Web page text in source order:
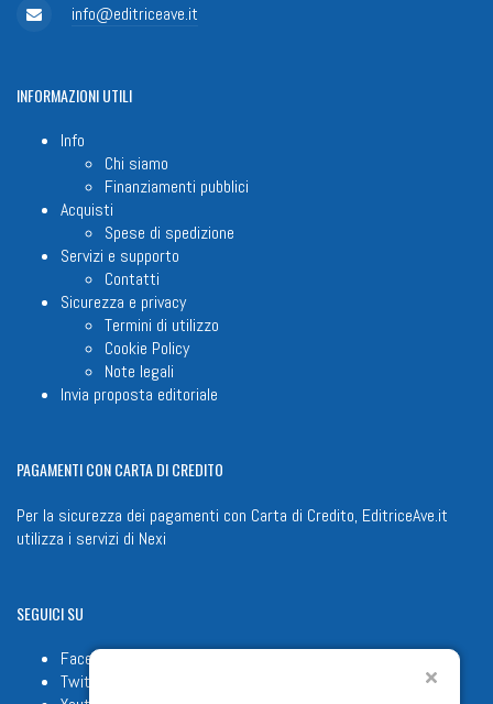
info@editriceave.it
INFORMAZIONIUTILI
Info
Chi siamo
Finanziamenti pubblici
Acquisti
Spese di spedizione
Servizi e supporto
Contatti
Sicurezza e privacy
Termini di utilizzo
Cookie Policy
Note legali
Invia proposta editoriale
PAGAMENTICON CARTA DI CREDITO
Per la sicurezza dei pagamenti con Carta di Credito, EditriceAve.it
utilizza i servizi di Nexi
SEGUICISU
Facebook
Twitter